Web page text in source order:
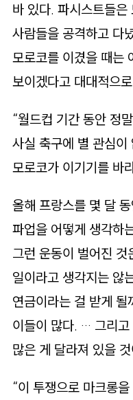
바 있다. 파시스트들은
사람들을 공격하고 다
모로코를 이겼을 때는
보이겠다고 대대적으
“월드컵 기간 동안 정
사실 축구에 별 관심
모로코가 이기기를 바
올해 프랑스를 몇 달
파업을 어떻게 생각하
그런 운동이 벌어진 것
일이라고 생각지는 않
연금이라는 걸 받게
이들이 많다. … 그리
많은 게 달라져 있을
“이 투쟁으로 마크롱